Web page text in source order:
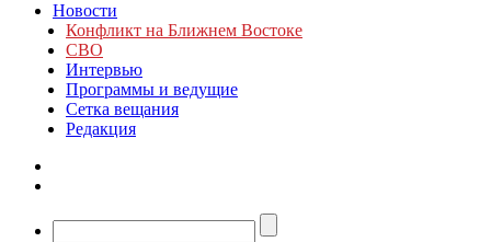
Новости
Конфликт на Ближнем Востоке
СВО
Интервью
Программы и ведущие
Сетка вещания
Редакция